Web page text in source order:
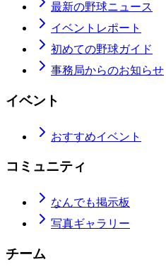
最新の野球ニュース
イベントレポート
初めての野球ガイド
事務局からのお知らせ
イベント
おすすめイベント
コミュニティ
なんでも掲示板
写真ギャラリー
チーム